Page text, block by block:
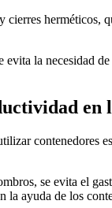
herméticos,
la necesidad
en
contenedores
se evita el
la ayuda de los